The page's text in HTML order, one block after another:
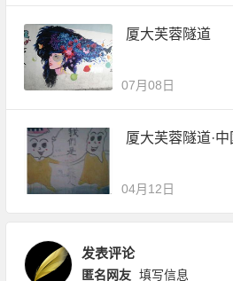
厦大芙蓉隧道
07月08日
厦大芙蓉隧道·
04月12日
发表评论
匿名网友 填写信息